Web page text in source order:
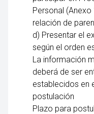
Personal
relación de
d) Presentar el
según el orden
La información
deberá de ser
establecidos en
postulación
Plazo para